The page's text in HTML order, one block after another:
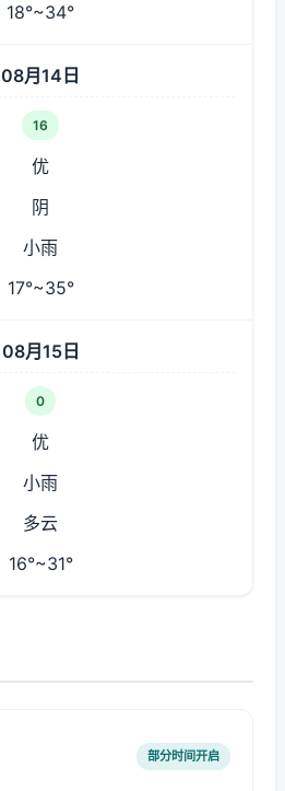
18°~34°
08月14日
16
优
阴
小雨
17°~35°
08月15日
0
优
小雨
多云
16°~31°
部分时间开启